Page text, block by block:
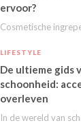
ervoor?
LIFESTYLE
De ultieme gids
schoonheid:
overleven